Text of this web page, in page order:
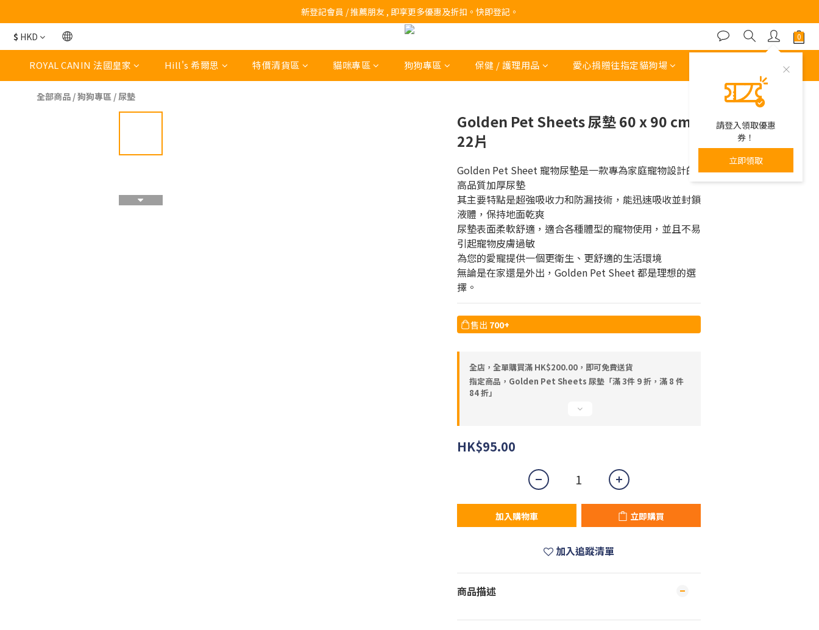
訂購滿$200 即可免費送貨!
新登記會員 / 推薦朋友 , 即享更多優惠及折扣。快即登記。
訂購滿$200 即可免費送貨!
$ HKD
請登入領取優惠
券！
立即領取
ROYAL CANIN 法國皇家 Hill's 希爾思 特價清貨區 貓咪專區 狗狗專區 保健 / 護理用品 愛心捐贈往指定貓狗場 其他運費 或 收費項目
全部商品 /狗狗專區 /尿墊
Golden Pet Sheets 尿墊 60 x 90 cm -
22片
Golden Pet Sheet 寵物尿墊是一款專為家庭寵物設計的
高品質加厚尿墊
其主要特點是超強吸收力和防漏技術，能迅速吸收並封鎖
液體，保持地面乾爽
尿墊表面柔軟舒適，適合各種體型的寵物使用，並且不易
引起寵物皮膚過敏
為您的愛寵提供一個更衛生、更舒適的生活環境
無論是在家還是外出，Golden Pet Sheet 都是理想的選
擇。
售出 700+
全店，全單購買滿 HK$200.00，即可免費送貨
指定商品，Golden Pet Sheets 尿墊「滿 3件 9 折，滿 8 件
84 折」
HK$95.00
加入購物車 立即購買
加入追蹤清單
商品描述
立即購買